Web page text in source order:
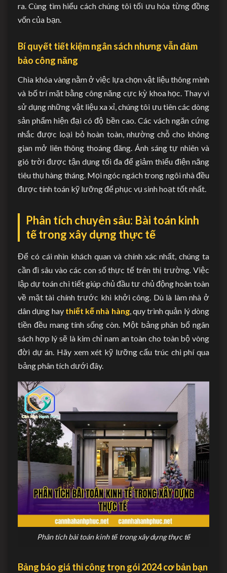
ra. Cùng tìm hiểu cách chúng tôi tối ưu hóa từng đồng
vốn của bạn.
Bí quyết tiết kiệm ngân sách nhưng vẫn đảm
bảo công năng
Chìa khóa vàng nằm ở việc lựa chọn vật liệu thông minh
và bố trí mặt bằng công năng cực kỳ khoa học. Thay vì
sử dụng những vật liệu xa xỉ, chúng tôi ưu tiên các dòng
sản phẩm hiện đại có độ bền cao. Các vách ngăn cứng
nhắc được loại bỏ hoàn toàn, nhường chỗ cho không
gian mở liên thông thoáng đãng. Ánh sáng tự nhiên và
gió trời được tận dụng tối đa để giảm thiểu điện năng
tiêu thụ hàng tháng. Mọi ngóc ngách trong ngôi nhà đều
được tính toán kỹ lưỡng để phục vụ sinh hoạt tốt nhất.
Phân tích chuyên sâu: Bài toán kinh
tế trong xây dựng thực tế
Để có cái nhìn khách quan và chính xác nhất, chúng ta
cần đi sâu vào các con số thực tế trên thị trường. Việc
lập dự toán chi tiết giúp chủ đầu tư chủ động hoàn toàn
về mặt tài chính trước khi khởi công. Dù là làm nhà ở
dân dụng hay thiết kế nhà hàng, quy trình quản lý dòng
tiền đều mang tính sống còn. Một bảng phân bổ ngân
sách hợp lý sẽ là kim chỉ nam an toàn cho toàn bộ vòng
đời dự án. Hãy xem xét kỹ lưỡng cấu trúc chi phí qua
bảng phân tích dưới đây.
Phân tích bài toán kinh tế trong xây dựng thực tế
Bảng báo giá thi công trọn gói 2024 cơ bản bạn